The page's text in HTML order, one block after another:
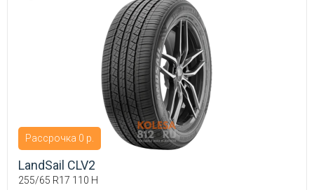
Рассрочка 0 р.
LandSail CLV2
255/65 R17 110 H